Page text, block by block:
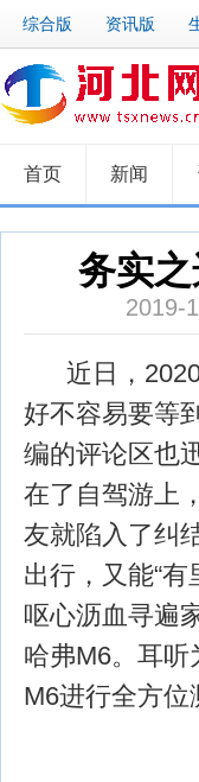
综合版 资讯版
首页 新闻
务实
近日，2020
好不容易要等
编的评论区也
在了自驾游上
友就陷入了纠
出行，又能“
呕心沥血寻遍
哈弗M6。耳
M6进行全方